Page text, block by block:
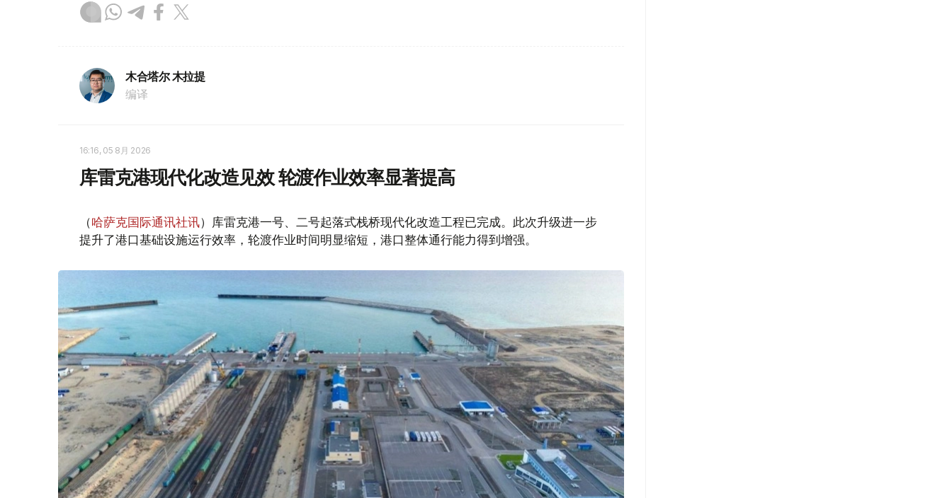
木合塔尔 木拉提
编译
16:16, 05 8月 2026
库雷克港现代化改造见效 轮渡作业效率显著提高
（哈萨克国际通讯社讯）库雷克港一号、二号起落式栈桥现代化改造工程已完成。此次升级进一步
提升了港口基础设施运行效率，轮渡作业时间明显缩短，港口整体通行能力得到增强。